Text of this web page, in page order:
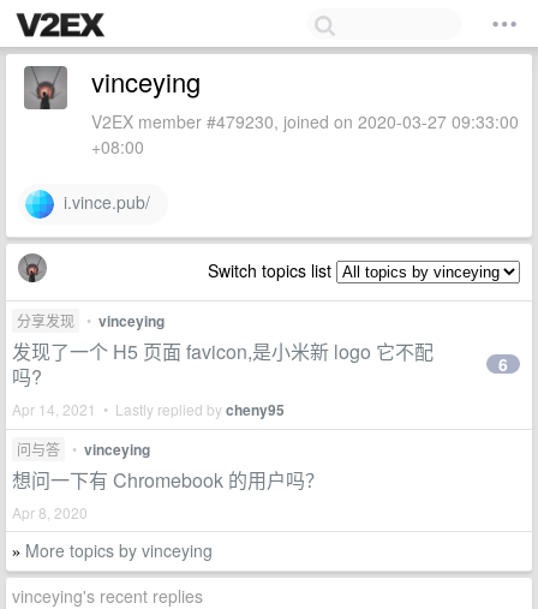
vinceying
V2EX member #479230, joined on 2020-03-27 09:33:00
+08:00
i.vince.pub/
Switch topics list
分享发现 • vinceying
发现了一个 H5 页面 favicon,是小米新 logo 它不配
吗?
Apr 14, 2021 • Lastly replied bycheny95
6
问与答 • vinceying
想问一下有 Chromebook 的用户吗？
Apr 8, 2020
» More topics by vinceying
vinceying's recent replies